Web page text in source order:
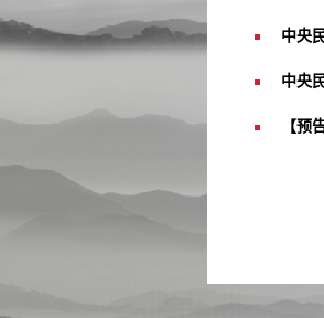
中央
中央
【预